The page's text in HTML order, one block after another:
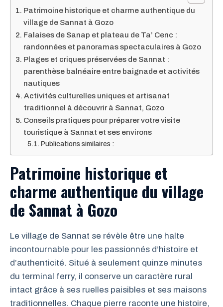
Patrimoine historique et charme authentique du
village de Sannat à Gozo
Falaises de Sanap et plateau de Ta’ Cenc :
randonnées et panoramas spectaculaires à Gozo
Plages et criques préservées de Sannat :
parenthèse balnéaire entre baignade et activités
nautiques
Activités culturelles uniques et artisanat
traditionnel à découvrir à Sannat, Gozo
Conseils pratiques pour préparer votre visite
touristique à Sannat et ses environs
Publications similaires :
Patrimoine historique et
charme authentique du village
de Sannat à Gozo
Le village de Sannat se révèle être une halte
incontournable pour les passionnés d’histoire et
d’authenticité. Situé à seulement quinze minutes
du terminal ferry, il conserve un caractère rural
intact grâce à ses ruelles paisibles et ses maisons
traditionnelles. Chaque pierre raconte une histoire,